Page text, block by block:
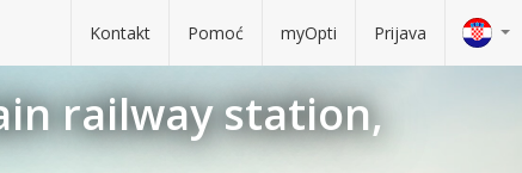
Kontakt Pomoć myOpti Prijava
railway station,